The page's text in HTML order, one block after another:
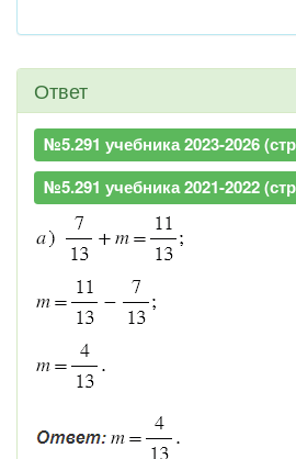
Ответ
№5.291 учебника 2023-2026
№5.291 учебника 2021-2022